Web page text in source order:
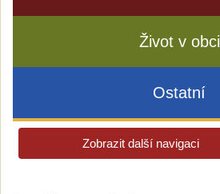
Život v obci
Ostatní
Zobrazit další navigaci